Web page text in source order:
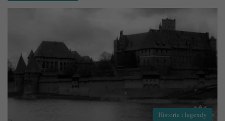
Historie i legendy